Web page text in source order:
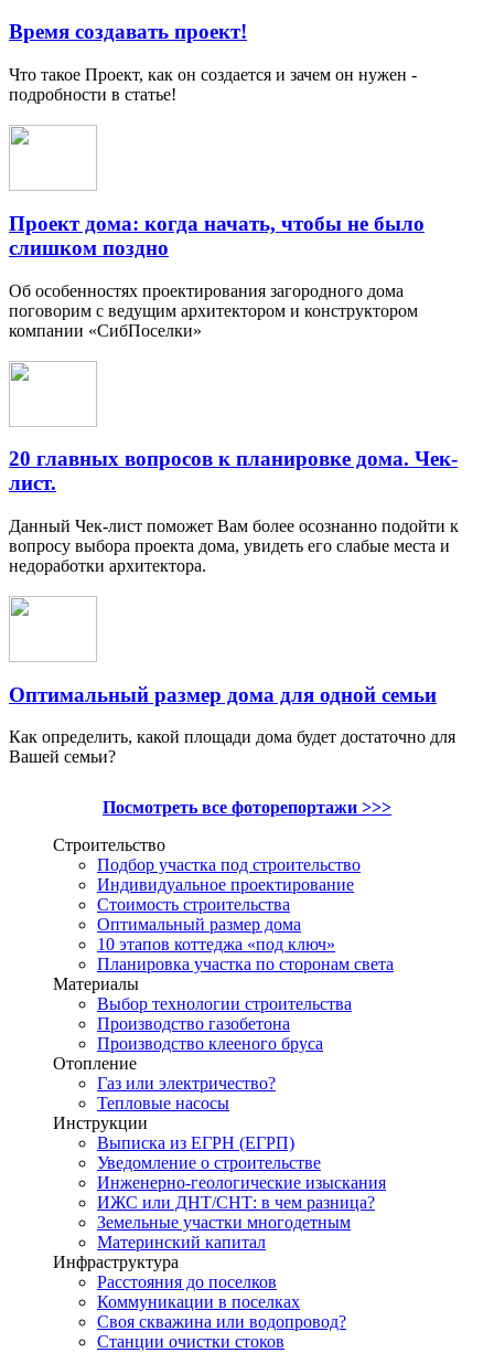
Время создавать проект!
Что такое Проект, как он создается и зачем он нужен -
подробности в статье!
Проект дома: когда начать, чтобы не было
слишком поздно
Об особенностях проектирования загородного дома
поговорим с ведущим архитектором и конструктором
компании «СибПоселки»
20 главных вопросов к планировке дома. Чек-
лист.
Данный Чек-лист поможет Вам более осознанно подойти к
вопросу выбора проекта дома, увидеть его слабые места и
недоработки архитектора.
Оптимальный размер дома для одной семьи
Как определить, какой площади дома будет достаточно для
Вашей семьи?
Посмотреть все фоторепортажи >>>
Строительство
Подбор участка под строительство
Индивидуальное проектирование
Стоимость строительства
Оптимальный размер дома
10 этапов коттеджа «под ключ»
Планировка участка по сторонам света
Материалы
Выбор технологии строительства
Производство газобетона
Производство клееного бруса
Отопление
Газ или электричество?
Тепловые насосы
Инструкции
Выписка из ЕГРН (ЕГРП)
Уведомление о строительстве
Инженерно-геологические изыскания
ИЖС или ДНТ/СНТ: в чем разница?
Земельные участки многодетным
Материнский капитал
Инфраструктура
Расстояния до поселков
Коммуникации в поселках
Своя скважина или водопровод?
Станции очистки стоков